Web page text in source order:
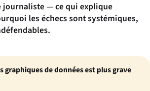
journaliste — ce qui explique
les échecs sont systémiques,
graphiques de données est plus grave